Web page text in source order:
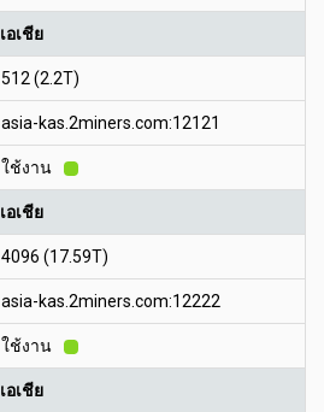
เอเชีย
512 (2.2T)
asia-kas.2miners.com:12121
ใช้งาน
เอเชีย
4096 (17.59T)
asia-kas.2miners.com:12222
ใช้งาน
เอเชีย